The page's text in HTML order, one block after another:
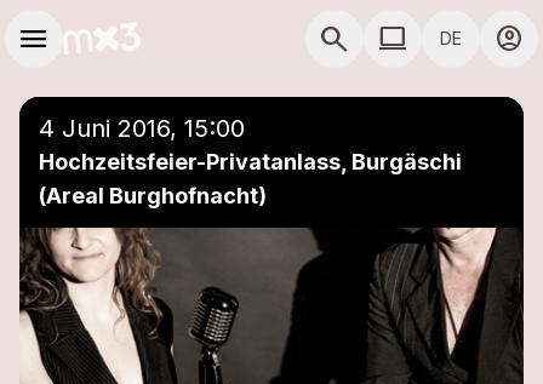
menu search COMPUTER
computer DE account_circle
4 Juni 2016, 15:00
Hochzeitsfeier-Privatanlass, Burgäschi
(Areal Burghofnacht)
Einer Playlist hinzufügen close